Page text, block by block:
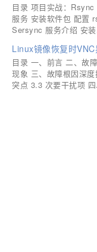
目录 项目实战：
服务 安装软件包 配置
Sersync 服务介绍 安
Linux镜像恢复时
目录 一、前言 二、故
现象 三、故障根因深
突点 3.3 次要干扰项